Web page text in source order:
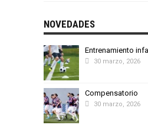
NOVEDADES
Entrenamiento
30 marzo, 2026
Compensatorio
30 marzo, 2026